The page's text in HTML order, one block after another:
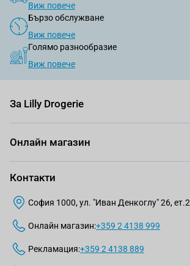
Виж повече
Бързо обслужване
Виж повече
Голямо разнообразие
Виж повече
За Lilly Drogerie
Онлайн магазин
Контакти
София 1000, ул. "Иван Денкоглу" 26, ет.2
Онлайн магазин:+359 2 4138 999
Рекламация:+359 2 4138 889